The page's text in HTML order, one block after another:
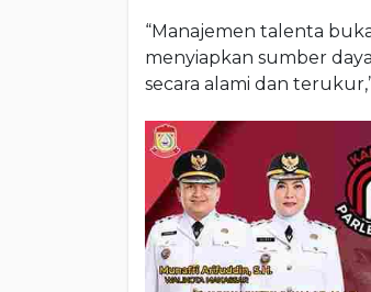
“Manajemen talenta
menyiapkan sumber
secara alami dan